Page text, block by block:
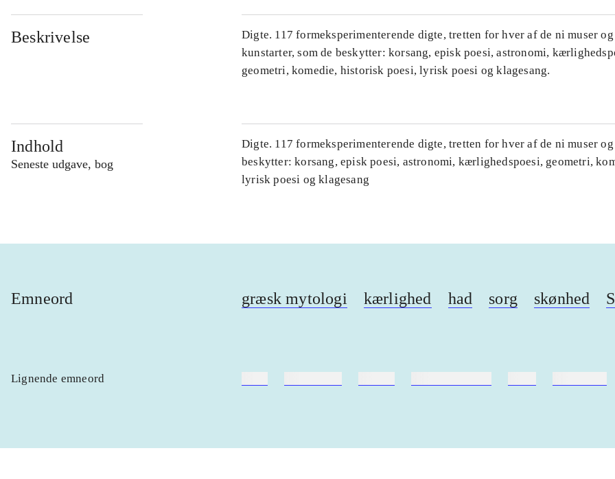
Beskrivelse
Digte. 117 formeksperimenterende digte, tretten for hver af de ni muser og
kunstarter, som de beskytter: korsang, episk poesi, astronomi,
geometri, komedie, historisk poesi, lyrisk poesi og klagesang.
Indhold
Seneste udgave, bog
Digte. 117 formeksperimenterende digte, tretten for hver af de ni muser og
beskytter: korsang, episk poesi, astronomi, kærlighedspoesi, geometri,
lyrisk poesi og klagesang
Emneord græsk mytologi kærlighed had sorg skønhed
Lignende emneord